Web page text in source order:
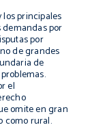
principales
por
por
de grandes
de
el
omite en gran
como rural.